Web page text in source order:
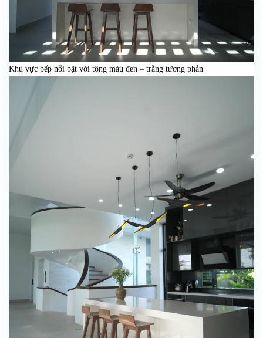
Khu vực bếp nổi bật với tông màu đen – trắng tương phản